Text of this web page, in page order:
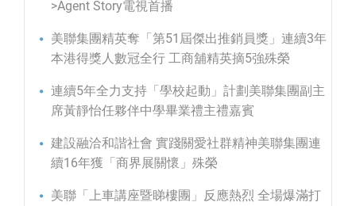
>Agent Story電視首播
美聯集團精英奪「第51屆傑出推銷員獎」連續3年
本港得獎人數冠全行 工商舖精英摘5強殊榮
連續5年全力支持「學校起動」計劃美聯集團副主
席黃靜怡任夥伴中學畢業禮主禮嘉賓
建設融洽和諧社會 實踐關愛社群精神美聯集團連
續16年獲「商界展關懷」殊榮
美聯「上車講座暨睇樓團」反應熱烈 全場爆滿打